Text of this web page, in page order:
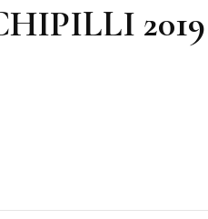
2019